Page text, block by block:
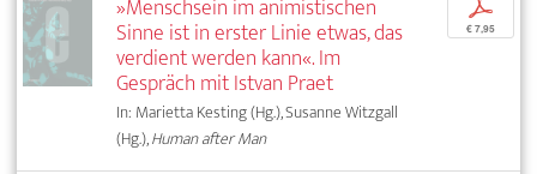
»Menschsein im animistischen
Sinne ist in erster Linie etwas, das
verdient werden kann«. Im
Gespräch mit Istvan Praet
In: Marietta Kesting (Hg.), Susanne Witzgall
(Hg.),Human after Man
p
€ 7,95